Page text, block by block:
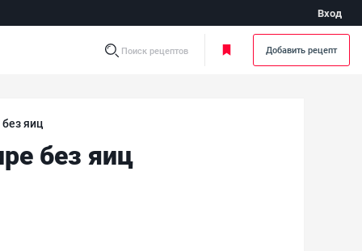
Вход
Поиск рецептов Добавить рецепт
яиц
без яиц